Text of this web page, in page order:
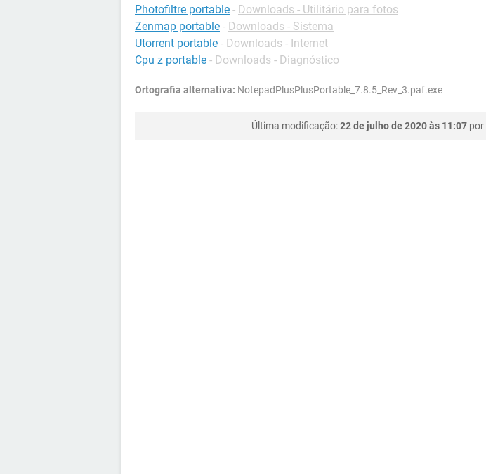
Photofiltre portable - Downloads - Utilitário para fotos
Zenmap portable - Downloads - Sistema
Utorrent portable - Downloads - Internet
Cpu z portable - Downloads - Diagnóstico
Ortografia alternativa: NotepadPlusPlusPortable_7.8.5_Rev_3.paf.exe
Última modificação:22 de julho de 2020 às 11:07 por